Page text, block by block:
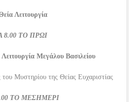
Λειτουργία
8.00 ΤΟ ΠΡΩΙ
Μεγάλου Βασιλείου
Μυστηρίου της Θείας Ευχαριστίας
ΤΟ ΜΕΣΗΜΕΡΙ